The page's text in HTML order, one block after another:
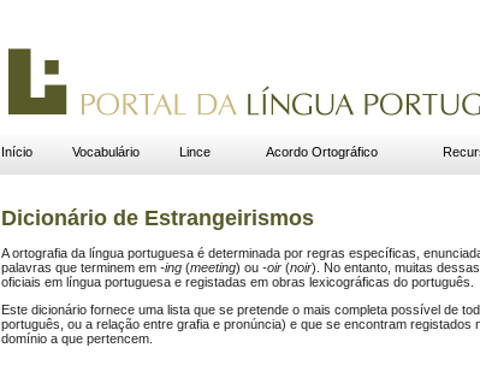
Início Vocabulário Lince Acordo Ortográfico
Dicionário de Estrangeirismos
A ortografia da língua portuguesa é determinada por regras específicas,
palavras que terminem em -ing (meeting) ou -oir (noir). No entanto, muitas
oficiais em língua portuguesa e registadas em obras lexicográficas do português.
Este dicionário fornece uma lista que se pretende o mais completa possível de
português, ou a relação entre grafia e pronúncia) e que se encontram
domínio a que pertencem.